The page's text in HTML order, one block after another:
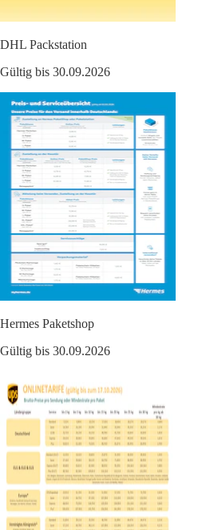
DHL Packstation
Gültig bis 30.09.2026
Hermes Paketshop
Gültig bis 30.09.2026